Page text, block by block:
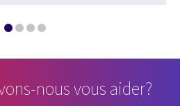
nous vous aider?